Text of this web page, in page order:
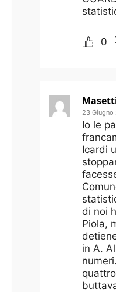
0
23 Giugno
Io le
Icardi
di noi
Piola,
in A.